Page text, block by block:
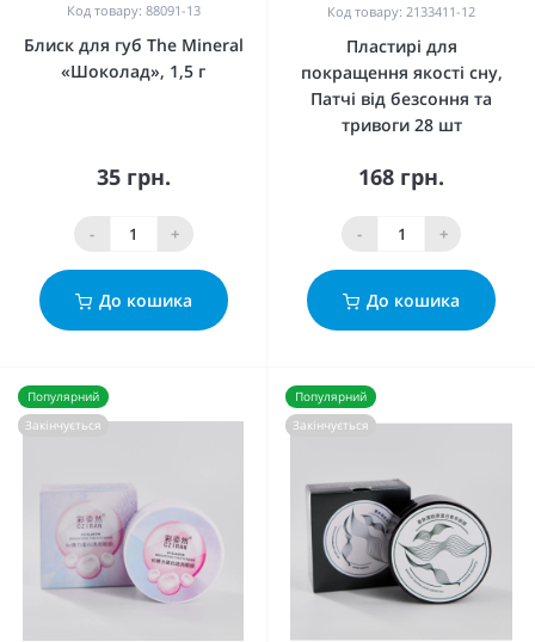
Код товару: 88091-13
Блиск для губ The Mineral
«Шоколад», 1,5 г
35 грн.
- +
До кошика
Код товару: 2133411-12
Пластирі для
покращення якості сну,
Патчі від безсоння та
тривоги 28 шт
168 грн.
- +
До кошика
Популярний
Закінчується
Популярний
Закінчується